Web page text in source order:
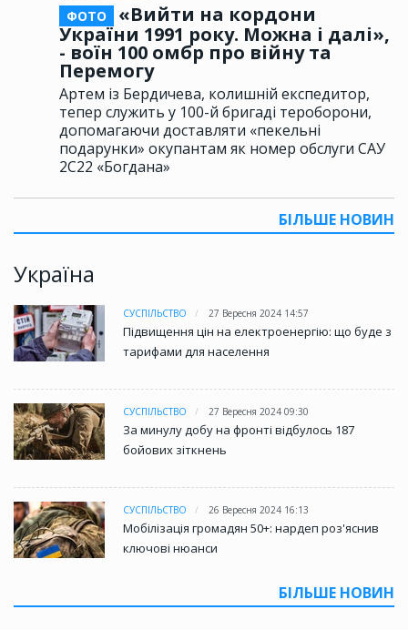
ФОТО
«Вийти на кордони
України 1991 року. Можна і далі»,
- воїн 100 омбр про війну та
Перемогу
Артем із Бердичева, колишній експедитор,
тепер служить у 100-й бригаді тероборони,
допомагаючи доставляти «пекельні
подарунки» окупантам як номер обслуги САУ
2С22 «Богдана»
БІЛЬШЕ НОВИН
Україна
СУСПІЛЬСТВО 27 Вересня 2024 14:57
Підвищення цін на електроенергію: що буде з
тарифами для населення
СУСПІЛЬСТВО 27 Вересня 2024 09:30
За минулу добу на фронті відбулось 187
бойових зіткнень
СУСПІЛЬСТВО 26 Вересня 2024 16:13
Мобілізація громадян 50+: нардеп роз'яснив
ключові нюанси
БІЛЬШЕ НОВИН